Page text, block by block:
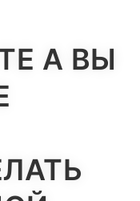
А ВЫ